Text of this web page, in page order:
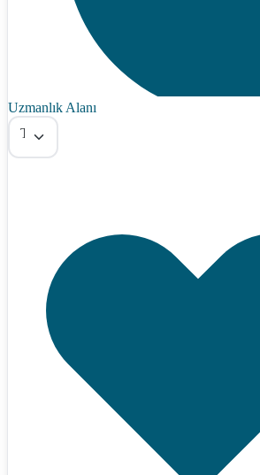
Uzmanlık Alanı
Tümü